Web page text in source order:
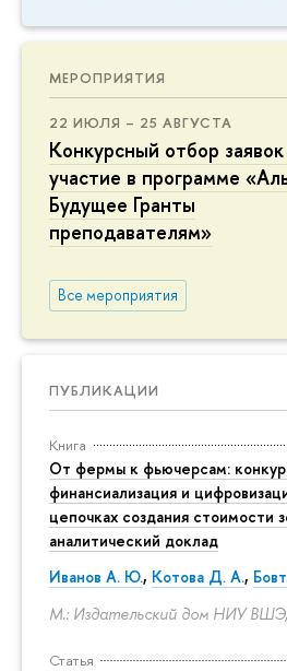
МЕРОПРИЯТИЯ
22 ИЮЛЯ – 25 АВГУСТА
Конкурсный отбор
участие в программе
Будущее Гранты
преподавателям»
Все мероприятия
ПУБЛИКАЦИИ
Книга
От фермы к фьючерсам:
финансиализация и
цепочках создания стоимости
аналитический доклад
Иванов А. Ю., Котова Д. А.,
М.: Издательский дом НИУ
Статья